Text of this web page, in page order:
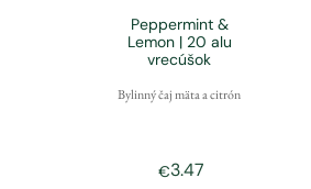
Peppermint &
Lemon | 20 alu
vrecúšok
Bylinný čaj mäta a citrón
€3.47